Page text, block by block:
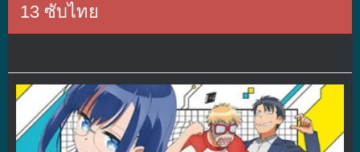
13 ซับไทย